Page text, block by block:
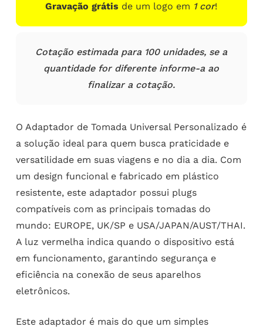
Gravação grátis de um logo em 1 cor!
Cotação estimada para 100 unidades, se a
quantidade for diferente informe-a ao
finalizar a cotação.
O Adaptador de Tomada Universal Personalizado é
a solução ideal para quem busca praticidade e
versatilidade em suas viagens e no dia a dia. Com
um design funcional e fabricado em plástico
resistente, este adaptador possui plugs
compatíveis com as principais tomadas do
mundo: EUROPE, UK/SP e USA/JAPAN/AUST/THAI.
A luz vermelha indica quando o dispositivo está
em funcionamento, garantindo segurança e
eficiência na conexão de seus aparelhos
eletrônicos.
Este adaptador é mais do que um simples